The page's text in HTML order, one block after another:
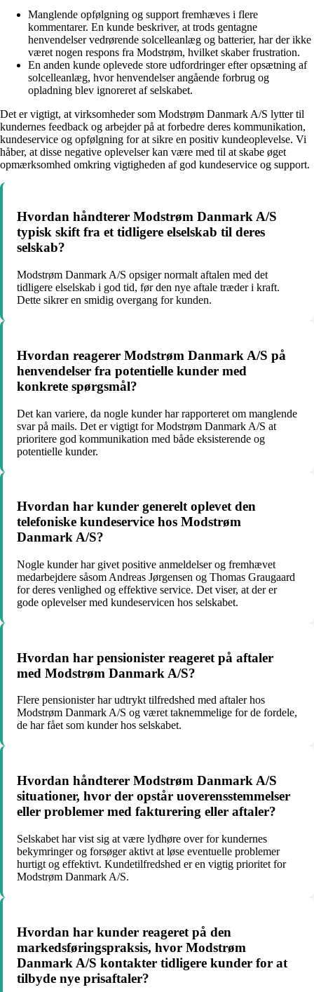
Manglende opfølgning og support fremhæves i flere
kommentarer. En kunde beskriver, at trods gentagne
henvendelser vedrørende solcelleanlæg og batterier, har der ikke
været nogen respons fra Modstrøm, hvilket skaber frustration.
En anden kunde oplevede store udfordringer efter opsætning af
solcelleanlæg, hvor henvendelser angående forbrug og
opladning blev ignoreret af selskabet.
Det er vigtigt, at virksomheder som Modstrøm Danmark A/S lytter til
kundernes feedback og arbejder på at forbedre deres kommunikation,
kundeservice og opfølgning for at sikre en positiv kundeoplevelse. Vi
håber, at disse negative oplevelser kan være med til at skabe øget
opmærksomhed omkring vigtigheden af god kundeservice og support.
Hvordan håndterer Modstrøm Danmark A/S
typisk skift fra et tidligere elselskab til deres
selskab?
Modstrøm Danmark A/S opsiger normalt aftalen med det
tidligere elselskab i god tid, før den nye aftale træder i kraft.
Dette sikrer en smidig overgang for kunden.
Hvordan reagerer Modstrøm Danmark A/S på
henvendelser fra potentielle kunder med
konkrete spørgsmål?
Det kan variere, da nogle kunder har rapporteret om manglende
svar på mails. Det er vigtigt for Modstrøm Danmark A/S at
prioritere god kommunikation med både eksisterende og
potentielle kunder.
Hvordan har kunder generelt oplevet den
telefoniske kundeservice hos Modstrøm
Danmark A/S?
Nogle kunder har givet positive anmeldelser og fremhævet
medarbejdere såsom Andreas Jørgensen og Thomas Graugaard
for deres venlighed og effektive service. Det viser, at der er
gode oplevelser med kundeservicen hos selskabet.
Hvordan har pensionister reageret på aftaler
med Modstrøm Danmark A/S?
Flere pensionister har udtrykt tilfredshed med aftaler hos
Modstrøm Danmark A/S og været taknemmelige for de fordele,
de har fået som kunder hos selskabet.
Hvordan håndterer Modstrøm Danmark A/S
situationer, hvor der opstår uoverensstemmelser
eller problemer med fakturering eller aftaler?
Selskabet har vist sig at være lydhøre over for kundernes
bekymringer og forsøger aktivt at løse eventuelle problemer
hurtigt og effektivt. Kundetilfredshed er en vigtig prioritet for
Modstrøm Danmark A/S.
Hvordan har kunder reageret på den
markedsføringspraksis, hvor Modstrøm
Danmark A/S kontakter tidligere kunder for at
tilbyde nye prisaftaler?